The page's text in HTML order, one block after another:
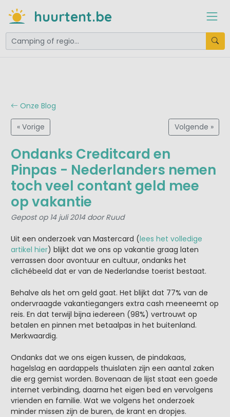
huurtent.be
Onze Blog
« Vorige Volgende »
Ondanks Creditcard en
Pinpas - Nederlanders nemen
toch veel contant geld mee
op vakantie
Gepost op 14 juli 2014 door Ruud
Uit een onderzoek van Mastercard (lees het volledige
artikel hier) blijkt dat we ons op vakantie graag laten
verrassen door avontuur en cultuur, ondanks het
clichébeeld dat er van de Nederlandse toerist bestaat.
Behalve als het om geld gaat. Het blijkt dat 77% van de
ondervraagde vakantiegangers extra cash meeneemt op
reis. En dat terwijl bijna iedereen (98%) vertrouwt op
betalen en pinnen met betaalpas in het buitenland.
Merkwaardig.
Ondanks dat we ons eigen kussen, de pindakaas,
hagelslag en aardappels thuislaten zijn een aantal zaken
die erg gemist worden. Bovenaan de lijst staat een goede
internet verbinding, daarna het eigen bed en vervolgens
vrienden en familie. Wat we volgens het onderzoek
minder missen zijn de buren, de krant en dropjes.